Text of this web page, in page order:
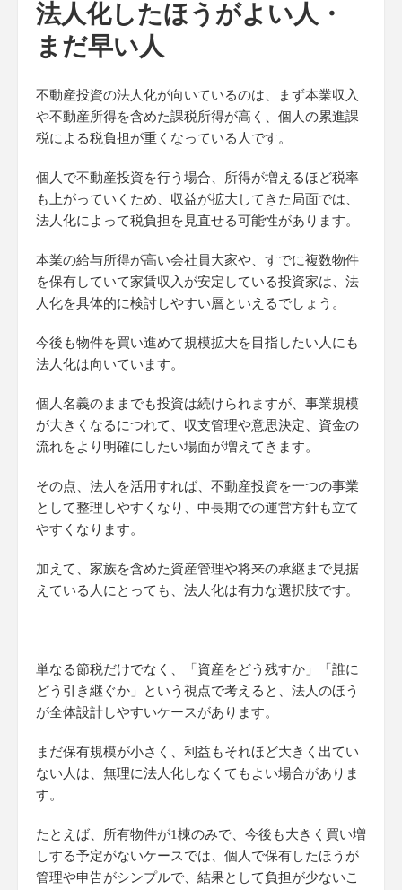
法人化したほうがよい人・
まだ早い人
不動産投資の法人化が向いているのは、まず本業収入
や不動産所得を含めた課税所得が高く、個人の累進課
税による税負担が重くなっている人です。
個人で不動産投資を行う場合、所得が増えるほど税率
も上がっていくため、収益が拡大してきた局面では、
法人化によって税負担を見直せる可能性があります。
本業の給与所得が高い会社員大家や、すでに複数物件
を保有していて家賃収入が安定している投資家は、法
人化を具体的に検討しやすい層といえるでしょう。
今後も物件を買い進めて規模拡大を目指したい人にも
法人化は向いています。
個人名義のままでも投資は続けられますが、事業規模
が大きくなるにつれて、収支管理や意思決定、資金の
流れをより明確にしたい場面が増えてきます。
その点、法人を活用すれば、不動産投資を一つの事業
として整理しやすくなり、中長期での運営方針も立て
やすくなります。
加えて、家族を含めた資産管理や将来の承継まで見据
えている人にとっても、法人化は有力な選択肢です。
単なる節税だけでなく、「資産をどう残すか」「誰に
どう引き継ぐか」という視点で考えると、法人のほう
が全体設計しやすいケースがあります。
まだ保有規模が小さく、利益もそれほど大きく出てい
ない人は、無理に法人化しなくてもよい場合がありま
す。
たとえば、所有物件が1棟のみで、今後も大きく買い増
しする予定がないケースでは、個人で保有したほうが
管理や申告がシンプルで、結果として負担が少ないこ